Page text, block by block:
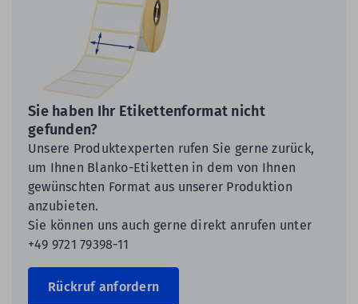
Sie haben Ihr Etikettenformat nicht
gefunden?
Unsere Produktexperten rufen Sie gerne zurück,
um Ihnen Blanko-Etiketten in dem von Ihnen
gewünschten Format aus unserer Produktion
anzubieten.
Sie können uns auch gerne direkt anrufen unter
+49 9721 79398-11
Rückruf anfordern